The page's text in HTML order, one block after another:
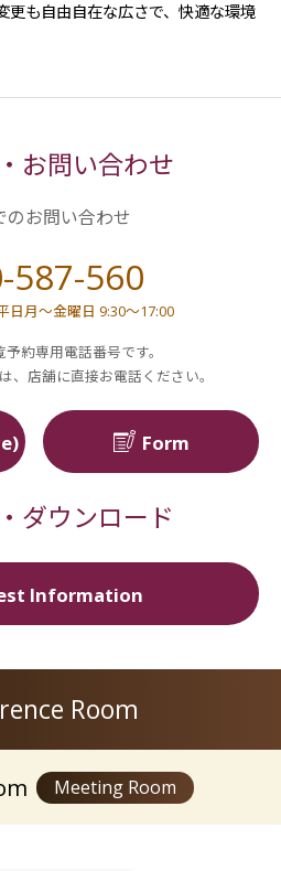
更も自由自在な広さで、快適な環境
お問い合わせ
のお問い合わせ
587-560
日月～金曜日 9:30～17:00
約専用電話番号です。
、店舗に直接お電話ください。
Form
ダウンロード
Information
Room
Meeting Room